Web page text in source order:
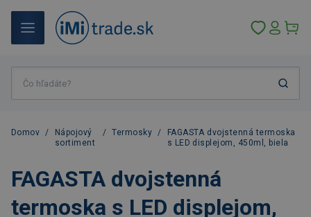
Domov /
Nápojový
sortiment
/ Termosky /
FAGASTA dvojstenná termoska
s LED displejom, 450ml, biela
FAGASTA dvojstenná
termoska s LED displejom,